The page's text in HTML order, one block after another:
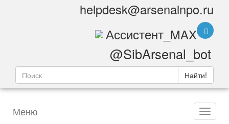
helpdesk@arsenalnpo.ru
Ассистент_MAX
@SibArsenal_bot
Найти!
Меню